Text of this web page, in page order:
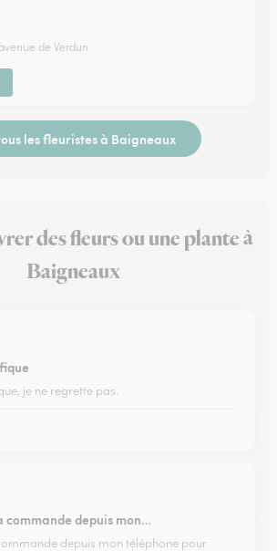
de Verdun
les fleuristes à Baigneaux
des fleurs ou une plante à
Baigneaux
je ne regrette pas.
commande depuis mon…
depuis mon téléphone pour